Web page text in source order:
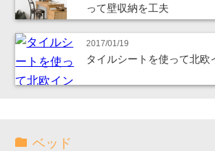
って壁収納を工夫
2017/01/19
タイルシートを使って北欧
ベッド